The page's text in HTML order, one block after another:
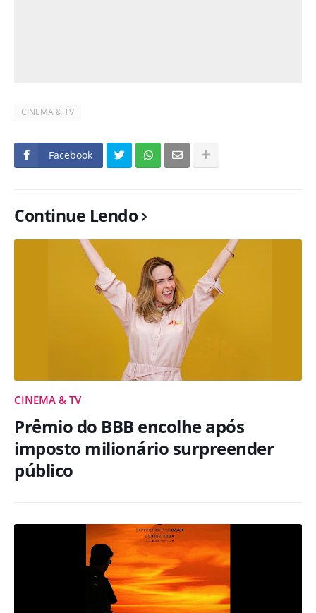
CINEMA & TV
Facebook
Continue Lendo
CINEMA & TV
Prêmio do BBB encolhe após
imposto milionário surpreender
público